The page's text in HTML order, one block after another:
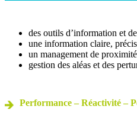
des outils d’information et
une information claire,
un management de proximité
gestion des aléas et des
Performance – Réactivité –